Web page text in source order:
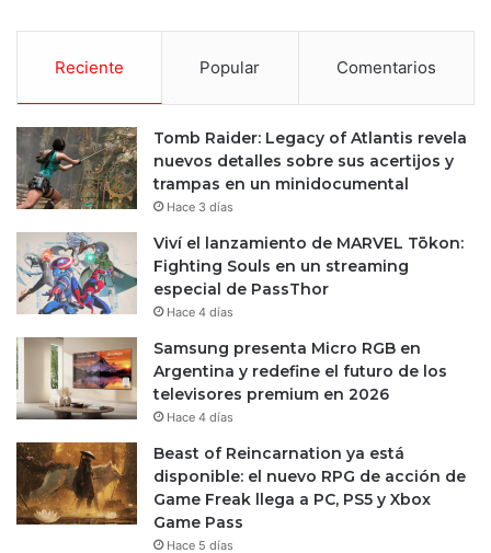
Reciente Popular Comentarios
Tomb Raider: Legacy of Atlantis revela
nuevos detalles sobre sus acertijos y
trampas en un minidocumental
Hace 3 días
Viví el lanzamiento de MARVEL Tōkon:
Fighting Souls en un streaming
especial de PassThor
Hace 4 días
Samsung presenta Micro RGB en
Argentina y redefine el futuro de los
televisores premium en 2026
Hace 4 días
Beast of Reincarnation ya está
disponible: el nuevo RPG de acción de
Game Freak llega a PC, PS5 y Xbox
Game Pass
Hace 5 días